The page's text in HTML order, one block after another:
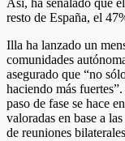
Así, ha señalado que
resto de España, el
Illa ha lanzado un
comunidades
asegurado que “no
haciendo más
paso de fase se hace
valoradas en base a
de reuniones